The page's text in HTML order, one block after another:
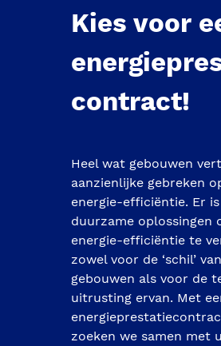
Kies voor
contract!
Heel wat gebouwen
aanzienlijke gebreken
energie-efficiëntie. Er
duurzame oplossingen
energie-efficiëntie te
zowel voor de ‘schil’
gebouwen als voor de
uitrusting ervan. Met
zoeken we samen met